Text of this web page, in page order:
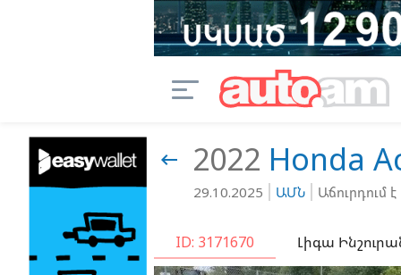
 2022 Honda
29.10.2025 ԱՄՆ Աճուրդում է
ID: 3171670 Լիգա